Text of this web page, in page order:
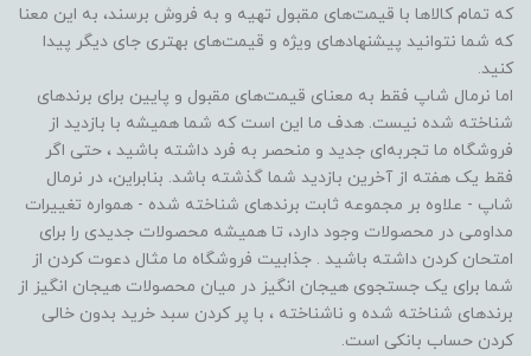
که تمام کالاها با قیمت‌های مقبول تهیه و به فروش برسند، به این معنا
که شما نتوانید پیشنهادهای ویژه و قیمت‌های بهتری جای دیگر پیدا
کنید.
اما نرمال شاپ فقط به معنای قیمت‌های مقبول و پایین برای برندهای
شناخته شده نیست. هدف ما این است که شما همیشه با بازدید از
فروشگاه‌ ما تجربه‌ای جدید و منحصر به فرد داشته باشید ، حتی اگر
فقط یک هفته از آخرین بازدید شما گذشته باشد. بنابراین، در نرمال
شاپ - علاوه بر مجموعه ثابت برندهای شناخته شده - همواره تغییرات
مداومی در محصولات وجود دارد، تا همیشه محصولات جدیدی را برای
امتحان کردن داشته باشید . جذابیت فروشگاه ما مثال دعوت کردن از
شما برای یک جستجوی هیجان انگیز در میان محصولات هیجان انگیز از
برندهای شناخته شده و ناشناخته ، با پر کردن سبد خرید بدون خالی
کردن حساب بانکی است.